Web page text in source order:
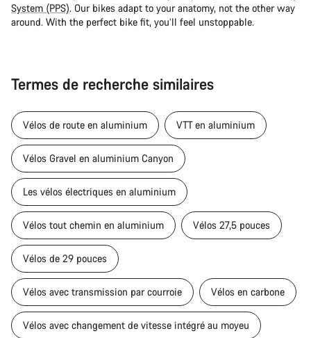
System (PPS). Our bikes adapt to your anatomy, not the other way
around. With the perfect bike fit, you’ll feel unstoppable.
Termes de recherche similaires
Vélos de route en aluminium VTT en aluminium
Vélos Gravel en aluminium Canyon
Les vélos électriques en aluminium
Vélos tout chemin en aluminium Vélos 27,5 pouces
Vélos de 29 pouces
Vélos avec transmission par courroie Vélos en carbone
Vélos avec changement de vitesse intégré au moyeu